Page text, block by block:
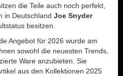
die Teile auch noch perfekt,
in Deutschland Joe Snyder
besitzen.
Angebot für 2026 wurde am
sowohl die neuesten Trends,
Ware anzubieten. Sie
aus den Kollektionen 2025